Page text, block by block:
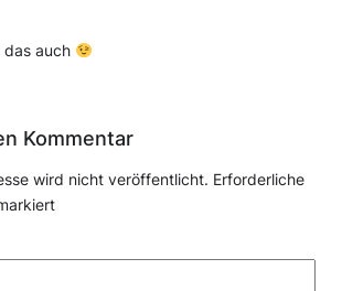
das auch
Kommentar
wird nicht veröffentlicht. Erforderliche